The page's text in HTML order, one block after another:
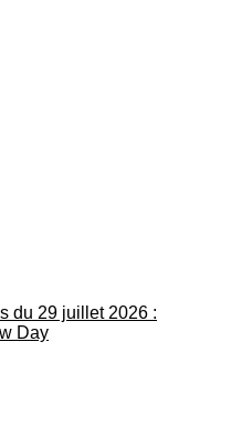
du 29 juillet 2026 :
Day